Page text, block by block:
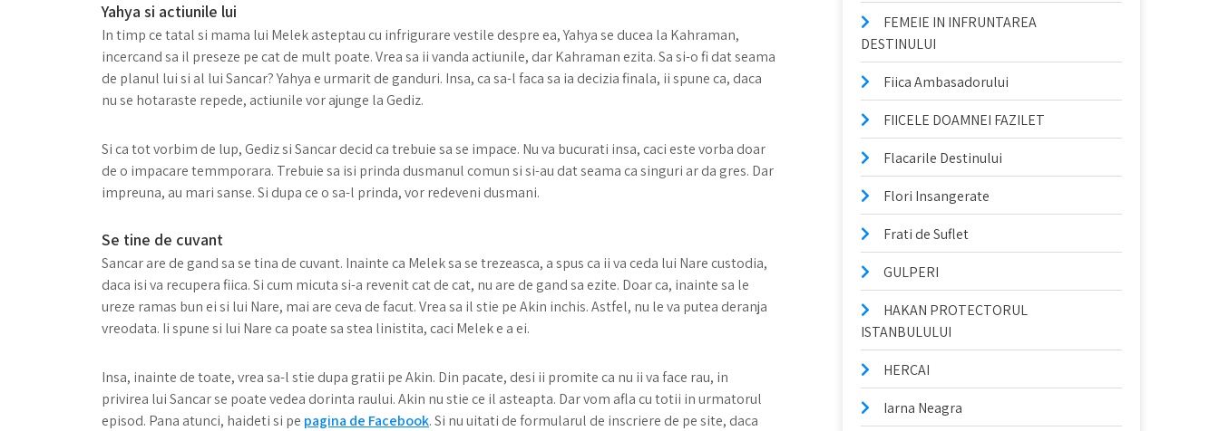
Yahya si actiunile lui
In timp ce tatal si mama lui Melek asteptau cu infrigurare vestile despre ea, Yahya se ducea la Kahraman,
incercand sa il preseze pe cat de mult poate. Vrea sa ii vanda actiunile, dar Kahraman ezita. Sa si-o fi dat seama
de planul lui si al lui Sancar? Yahya e urmarit de ganduri. Insa, ca sa-l faca sa ia decizia finala, ii spune ca, daca
nu se hotaraste repede, actiunile vor ajunge la Gediz.
Si ca tot vorbim de lup, Gediz si Sancar decid ca trebuie sa se impace. Nu va bucurati insa, caci este vorba doar
de o impacare temmporara. Trebuie sa isi prinda dusmanul comun si si-au dat seama ca singuri ar da gres. Dar
impreuna, au mari sanse. Si dupa ce o sa-l prinda, vor redeveni dusmani.
Se tine de cuvant
Sancar are de gand sa se tina de cuvant. Inainte ca Melek sa se trezeasca, a spus ca ii va ceda lui Nare custodia,
daca isi va recupera fiica. Si cum micuta si-a revenit cat de cat, nu are de gand sa ezite. Doar ca, inainte sa le
ureze ramas bun ei si lui Nare, mai are ceva de facut. Vrea sa il stie pe Akin inchis. Astfel, nu le va putea deranja
vreodata. Ii spune si lui Nare ca poate sa stea linistita, caci Melek e a ei.
Insa, inainte de toate, vrea sa-l stie dupa gratii pe Akin. Din pacate, desi ii promite ca nu ii va face rau, in
privirea lui Sancar se poate vedea dorinta raului. Akin nu stie ce il asteapta. Dar vom afla cu totii in urmatorul
episod. Pana atunci, haideti si pe pagina de Facebook. Si nu uitati de formularul de inscriere de pe site, daca
FEMEIE IN INFRUNTAREA
DESTINULUI
Fiica Ambasadorului
FIICELE DOAMNEI FAZILET
Flacarile Destinului
Flori Insangerate
Frati de Suflet
GULPERI
HAKAN PROTECTORUL
ISTANBULULUI
HERCAI
Iarna Neagra